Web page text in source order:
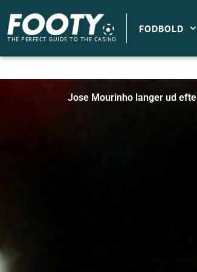
indholdet
THE PERFECT GUIDE TO THE CASINO
FODBOLD
Jose Mourinho langer ud